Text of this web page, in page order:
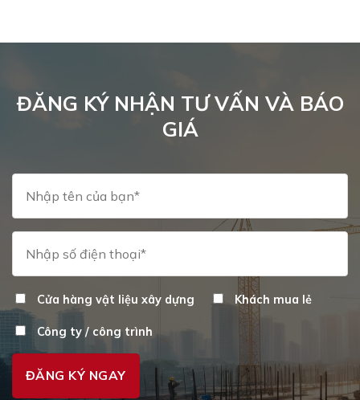
ĐĂNG KÝ NHẬN TƯ VẤN VÀ BÁO
GIÁ
Cửa hàng vật liệu xây dựng Khách mua lẻ
Công ty / công trình